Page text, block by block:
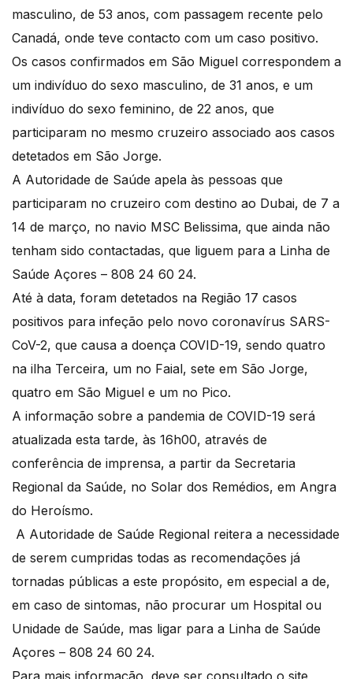
masculino, de 53 anos, com passagem recente pelo
Canadá, onde teve contacto com um caso positivo.
Os casos confirmados em São Miguel correspondem a
um indivíduo do sexo masculino, de 31 anos, e um
indivíduo do sexo feminino, de 22 anos, que
participaram no mesmo cruzeiro associado aos casos
detetados em São Jorge.
A Autoridade de Saúde apela às pessoas que
participaram no cruzeiro com destino ao Dubai, de 7 a
14 de março, no navio MSC Belissima, que ainda não
tenham sido contactadas, que liguem para a Linha de
Saúde Açores – 808 24 60 24.
Até à data, foram detetados na Região 17 casos
positivos para infeção pelo novo coronavírus SARS-
CoV-2, que causa a doença COVID-19, sendo quatro
na ilha Terceira, um no Faial, sete em São Jorge,
quatro em São Miguel e um no Pico.
A informação sobre a pandemia de COVID-19 será
atualizada esta tarde, às 16h00, através de
conferência de imprensa, a partir da Secretaria
Regional da Saúde, no Solar dos Remédios, em Angra
do Heroísmo.
A Autoridade de Saúde Regional reitera a necessidade
de serem cumpridas todas as recomendações já
tornadas públicas a este propósito, em especial a de,
em caso de sintomas, não procurar um Hospital ou
Unidade de Saúde, mas ligar para a Linha de Saúde
Açores – 808 24 60 24.